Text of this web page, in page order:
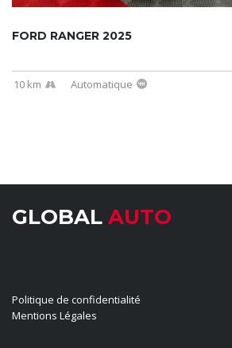
FORD RANGER 2025
10 km Automatique
GLOBAL AUTO
Politique de confidentialité
Mentions Légales